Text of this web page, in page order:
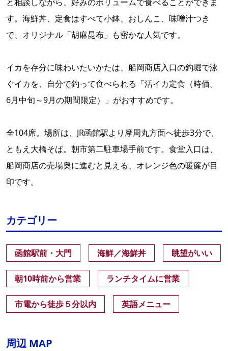
す。海鮮丼、定食はすべて小鉢、おしんこ、味噌汁つき
で、オリジナル「胡麻昆布」も密かな人気です。
イカを存分に味わいたいかたは、船岡商店入口の釣堀で泳
ぐイカを、自分で釣って食べられる「活イカ定食（時価。
6月中旬～9月の期間限定）」がおすすめです。
全104席。場所は、JR函館駅より摩周丸方面へ徒歩3分で、
ともえ大橋そば。朝市第二駐車場手前です。食堂入口は、
船岡商店の売場奥に進むと見える、オレンジ色の暖簾が目
印です。
カテゴリー
函館駅前・大門 海鮮／海鮮丼 眺望がいい
朝10時前から営業 ランチタイムに営業
市電から徒歩５分以内 英語メニュー
周辺 MAP